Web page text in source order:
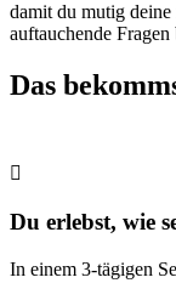
damit du mutig
auftauchende Fragen
Das

Du erlebst, wie
In einem 3-tägigen